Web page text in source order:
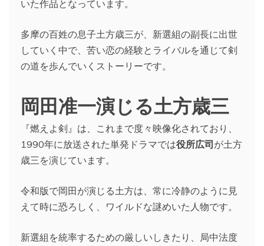
いた作品となっています。
多摩の百姓の息子土方歳三が、新選組の副長に出世
していく中で、苦い恋の経験とライバルを通じて剣
の道を歩んでいくストーリーです。
岡田准一演じる土方歳三
『燃えよ剣』は、これまで度々映像化されており、
1990年に放送された単発ドラマでは役所広司が土方
歳三を演じています。
令和版で岡田が演じる土方は、常に冷静のように見
えて時に恐ろしく、ワイルドな謎めいた人物です。
新選組を統率するための厳しいしきたり、局中法度